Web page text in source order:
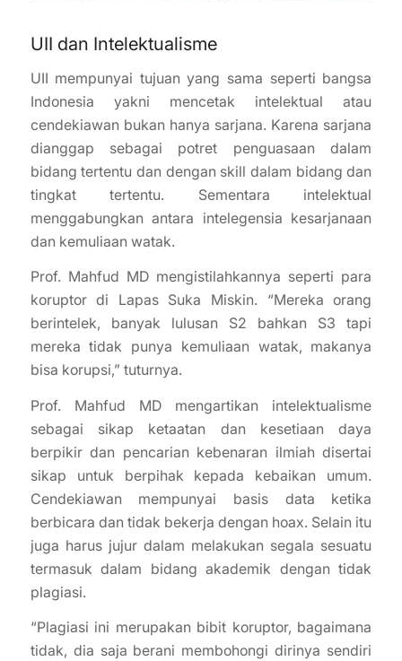
UII dan Intelektualisme
UII mempunyai tujuan yang sama seperti bangsa
Indonesia yakni mencetak intelektual atau
cendekiawan bukan hanya sarjana. Karena sarjana
dianggap sebagai potret penguasaan dalam
bidang tertentu dan dengan skill dalam bidang dan
tingkat tertentu. Sementara intelektual
menggabungkan antara intelegensia kesarjanaan
dan kemuliaan watak.
Prof. Mahfud MD mengistilahkannya seperti para
koruptor di Lapas Suka Miskin. “Mereka orang
berintelek, banyak lulusan S2 bahkan S3 tapi
mereka tidak punya kemuliaan watak, makanya
bisa korupsi,” tuturnya.
Prof. Mahfud MD mengartikan intelektualisme
sebagai sikap ketaatan dan kesetiaan daya
berpikir dan pencarian kebenaran ilmiah disertai
sikap untuk berpihak kepada kebaikan umum.
Cendekiawan mempunyai basis data ketika
berbicara dan tidak bekerja dengan hoax. Selain itu
juga harus jujur dalam melakukan segala sesuatu
termasuk dalam bidang akademik dengan tidak
plagiasi.
“Plagiasi ini merupakan bibit koruptor, bagaimana
tidak, dia saja berani membohongi dirinya sendiri